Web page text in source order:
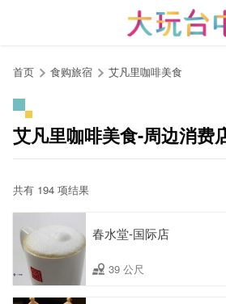
首页 食购旅宿 艾凡里咖啡美食
艾凡里咖啡美食-周边消费
共有 194 项结果
春水堂-国际店
39 公尺